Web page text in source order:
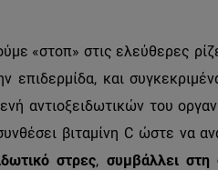
«στοπ» στις ελεύθερες
επιδερμίδα, και
αντιοξειδωτικών του
βιταμίνη Cώστε να
στρες, συμβάλλει στη